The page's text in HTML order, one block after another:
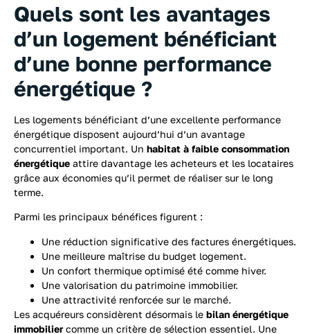
Quels sont les avantages
d’un logement bénéficiant
d’une bonne performance
énergétique ?
Les logements bénéficiant d’une excellente performance
énergétique disposent aujourd’hui d’un avantage
concurrentiel important. Un habitat à faible consommation
énergétique attire davantage les acheteurs et les locataires
grâce aux économies qu’il permet de réaliser sur le long
terme.
Parmi les principaux bénéfices figurent :
Une réduction significative des factures énergétiques.
Une meilleure maîtrise du budget logement.
Un confort thermique optimisé été comme hiver.
Une valorisation du patrimoine immobilier.
Une attractivité renforcée sur le marché.
Les acquéreurs considèrent désormais le bilan énergétique
immobiliercomme un critère de sélection essentiel. Une